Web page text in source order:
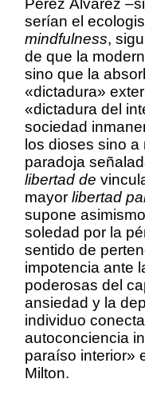
Pérez Álvarez
serían el
mindfulness,
de que la
sino que la
«dictadura»
«dictadura del
sociedad
los dioses sino
paradoja
libertad de
mayor libertad
supone
soledad por la
sentido de
impotencia ante
poderosas del
ansiedad y la
individuo
autoconciencia
paraíso interior»
Milton.